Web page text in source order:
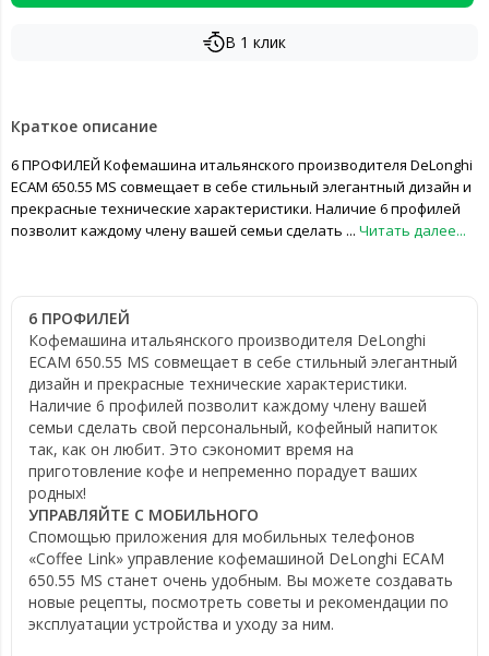
В 1 клик
Краткое описание
6 ПРОФИЛЕЙ Кофемашина итальянского производителя DeLonghi
ECAM 650.55 MS совмещает в себе стильный элегантный дизайн и
прекрасные технические характеристики. Наличие 6 профилей
позволит каждому члену вашей семьи сделать ... Читать далее...
6 ПРОФИЛЕЙ
Кофемашина итальянского производителя DeLonghi
ECAM 650.55 MS совмещает в себе стильный элегантный
дизайн и прекрасные технические характеристики.
Наличие 6 профилей позволит каждому члену вашей
семьи сделать свой персональный, кофейный напиток
так, как он любит. Это сэкономит время на
приготовление кофе и непременно порадует ваших
родных!
УПРАВЛЯЙТЕ С МОБИЛЬНОГО
Спомощью приложения для мобильных телефонов
«Coffee Link» управление кофемашиной DeLonghi ECAM
650.55 MS станет очень удобным. Вы можете создавать
новые рецепты, посмотреть советы и рекомендации по
эксплуатации устройства и уходу за ним.